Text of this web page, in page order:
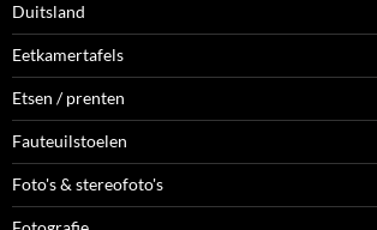
Duitsland
Eetkamertafels
Etsen / prenten
Fauteuilstoelen
Foto's & stereofoto's